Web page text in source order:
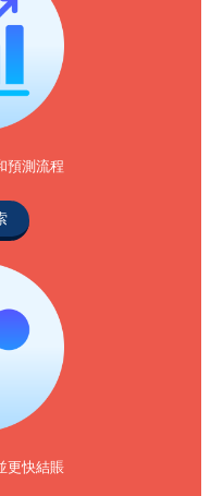
預測流程
更快結賬